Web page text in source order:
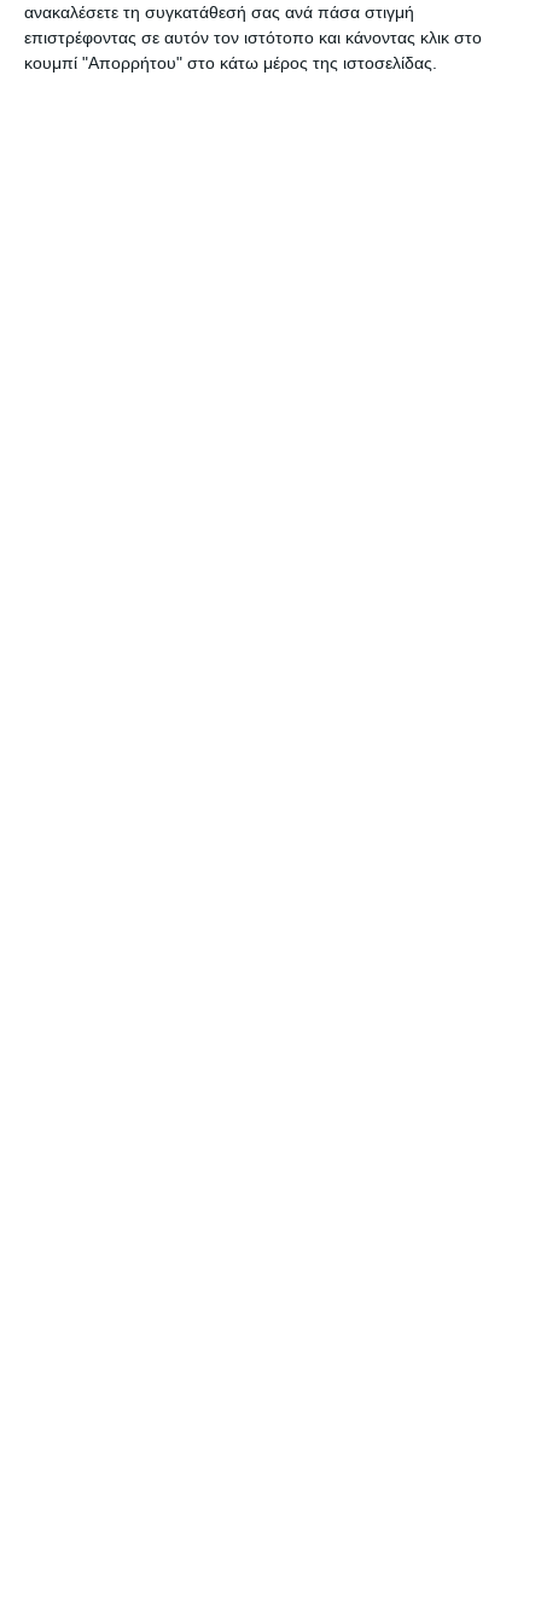
ανακαλέσετε τη συγκατάθεσή σας ανά πάσα στιγμή
επιστρέφοντας σε αυτόν τον ιστότοπο και κάνοντας κλικ στο
κουμπί "Απορρήτου" στο κάτω μέρος της ιστοσελίδας.